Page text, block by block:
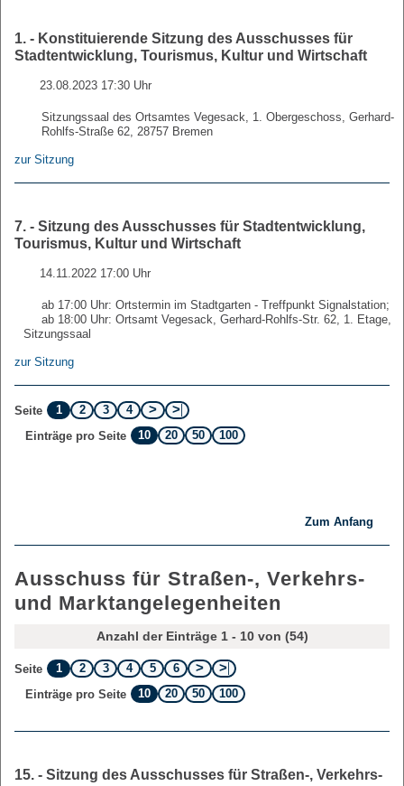
1. - Konstituierende Sitzung des Ausschusses für
Stadtentwicklung, Tourismus, Kultur und Wirtschaft
23.08.2023 17:30 Uhr
Sitzungssaal des Ortsamtes Vegesack, 1. Obergeschoss, Gerhard-
Rohlfs-Straße 62, 28757 Bremen
zur Sitzung
7. - Sitzung des Ausschusses für Stadtentwicklung,
Tourismus, Kultur und Wirtschaft
14.11.2022 17:00 Uhr
ab 17:00 Uhr: Ortstermin im Stadtgarten - Treffpunkt Signalstation;
ab 18:00 Uhr: Ortsamt Vegesack, Gerhard-Rohlfs-Str. 62, 1. Etage,
Sitzungssaal
zur Sitzung
Seite 1 2 3
4
Einträge pro Seite
10 20 50 100
Zum Anfang
Ausschuss für Straßen-, Verkehrs-
und Marktangelegenheiten
Anzahl der Einträge 1 - 10 von (54)
Seite 1 2 3 4 5
6
Einträge pro Seite
10 20 50 100
15. - Sitzung des Ausschusses für Straßen-, Verkehrs-